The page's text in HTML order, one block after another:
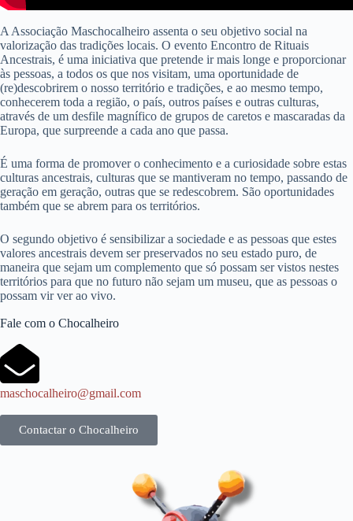
A Associação Maschocalheiro assenta o seu objetivo social na
valorização das tradições locais. O evento Encontro de Rituais
Ancestrais, é uma iniciativa que pretende ir mais longe e proporcionar
às pessoas, a todos os que nos visitam, uma oportunidade de
(re)descobrirem o nosso território e tradições, e ao mesmo tempo,
conhecerem toda a região, o país, outros países e outras culturas,
através de um desfile magnífico de grupos de caretos e mascaradas da
Europa, que surpreende a cada ano que passa.
É uma forma de promover o conhecimento e a curiosidade sobre estas
culturas ancestrais, culturas que se mantiveram no tempo, passando de
geração em geração, outras que se redescobrem. São oportunidades
também que se abrem para os territórios.
O segundo objetivo é sensibilizar a sociedade e as pessoas que estes
valores ancestrais devem ser preservados no seu estado puro, de
maneira que sejam um complemento que só possam ser vistos nestes
territórios para que no futuro não sejam um museu, que as pessoas o
possam vir ver ao vivo.
Fale com o Chocalheiro
maschocalheiro@gmail.com
Contactar o Chocalheiro